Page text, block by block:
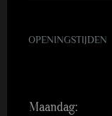
OPENINGSTIJDEN
Maandag: